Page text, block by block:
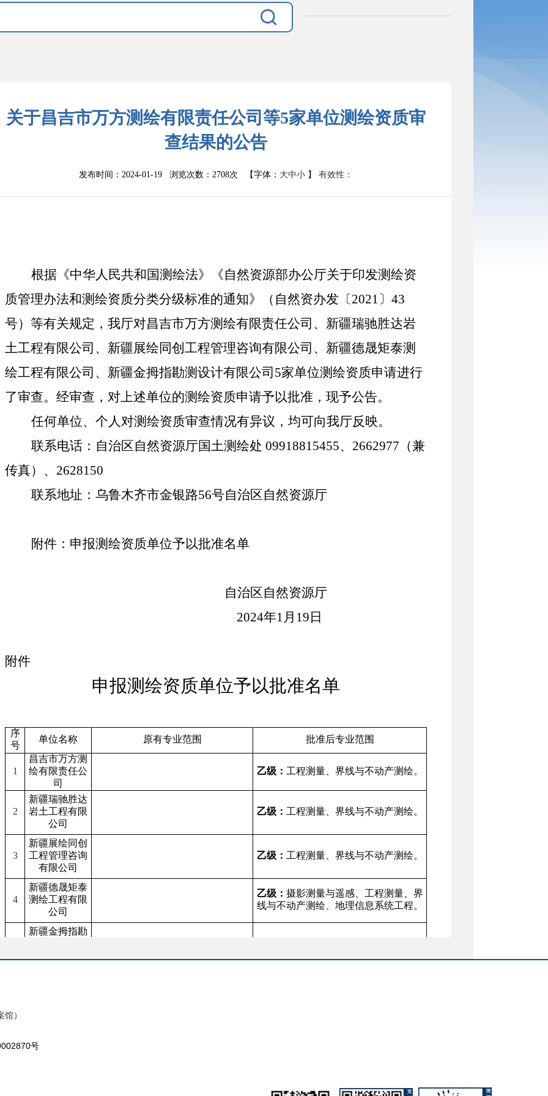
关于昌吉市万方测绘有限责任公司等5家单位测绘资质审
查结果的公告
发布时间：2024-01-19 浏览次数： 2708次 【字体： 大中小 】 有效性：
根据《中华人民共和国测绘法》
《自然资源部办公厅关于印发测绘资
质管理办法和测绘资质分类分级标准的通知》（自然资办发 〔2021〕43
号） 等有关规定，我厅对昌吉市万方测绘有限责任公司、新疆瑞驰胜达岩
土工程有限公司、新疆展绘同创工程管理咨询有限公司、新疆德晟矩泰测
绘工程有限公司、新疆金拇指勘测设计有限公司 5家单位测绘资质申请进行
了审查。经审查，对上述单位的测绘资质申请予以批准，现予公告。
任何单位、个人对测绘资质审查情况有异议，均可向我厅反映。
联系电话：自治区自然资源厅国土测绘处 09918815455、 2662977 （兼
传真）、 2628150
联系地址：乌鲁木齐市金银路56号自治区自然资源厅
附件：申报测绘资质单位予以批准名单
自治区自然资源厅
2024年1月 19 日
附件
申报测绘资质单位予以批准名单
序
号
单位名称 原有专业范围 批准后专业范围
1
昌吉市万方测
绘有限责任公
司
乙级： 工程测量、界线与不动产测绘。
2
新疆瑞驰胜达
岩土工程有限
公司
乙级： 工程测量、界线与不动产测绘。
3
新疆展绘同创
工程管理咨询
有限公司
乙级： 工程测量、界线与不动产测绘。
4
新疆德晟矩泰
测绘工程有限
公司
乙级： 摄影测量与遥感、工程测量、界
线与不动产测绘、地理信息系统工程。
新疆金拇指勘
）
号